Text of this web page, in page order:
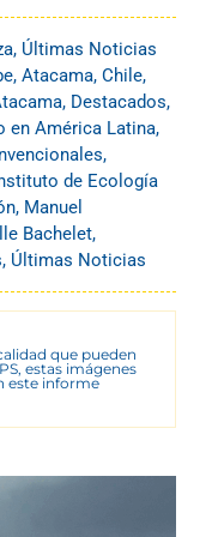
, Últimas Noticias
, Atacama, Chile,
, Destacados,
en América Latina,
,
de Ecología
, Manuel
Bachelet,
, Últimas Noticias
que pueden
estas imágenes
este informe